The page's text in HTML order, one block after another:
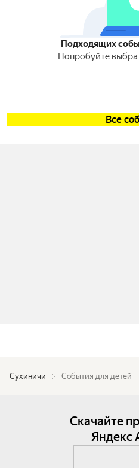
Подходящих
Попробуйте
Все
Сухиничи События для детей
Скачайте
Яндекс